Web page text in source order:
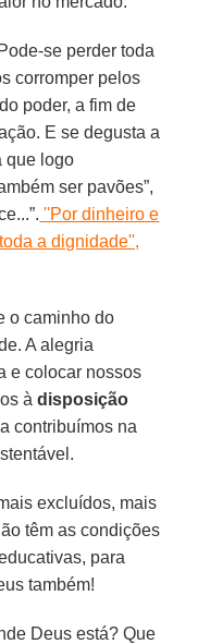
se perder toda
corromper pelos
poder, a fim de
E se degusta a
que logo
ser pavões”,
''Por dinheiro e
a dignidade'',
o caminho do
A alegria
e colocar nossos
àdisposição
contribuímos na
excluídos, mais
têm as condições
para
também!
Deus está? Que